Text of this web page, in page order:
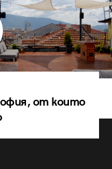
от които